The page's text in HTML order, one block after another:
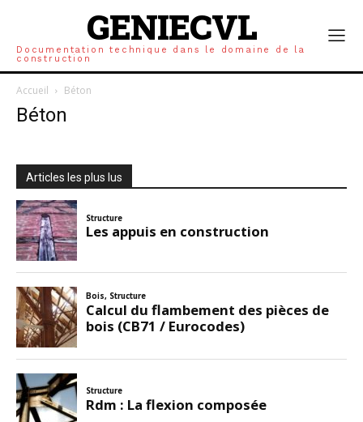
principales on peur citer le diamètre, la longueur, la
surface spécifique, la forme, la géométrie de la section
transversale. Les propriétés ainsi recherchées sont la ductilité,
l’ancrage dans la matrice cimentaire, la maniabilité lors du coulage
sur chantier. Il est également important de préciser que l’on
recherche par ailleurs des propriétés intrinsèques du matériau,
par exemple). Les chercheurs ont donc essayé de modifier le
Les différentes formes de fibres qui sont présentées ci-dessous
reflètent bien la volonté d’optimiser la surface d’adhérence au
niveau de l’interface matrice fibre, mais également l’ancrage aux
GENIECVL
Documentation technique dans le domaine de la
construction
Accueil Béton
Béton
Articles les plus lus